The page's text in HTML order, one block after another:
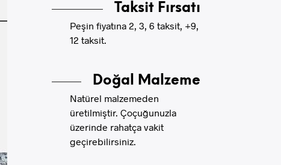
Taksit Fırsatı
Peşin fiyatına 2, 3, 6 taksit, +9,
12 taksit.
Doğal Malzeme
Natürel malzemeden
üretilmiştir. Çoçuğunuzla
üzerinde rahatça vakit
geçirebilirsiniz.